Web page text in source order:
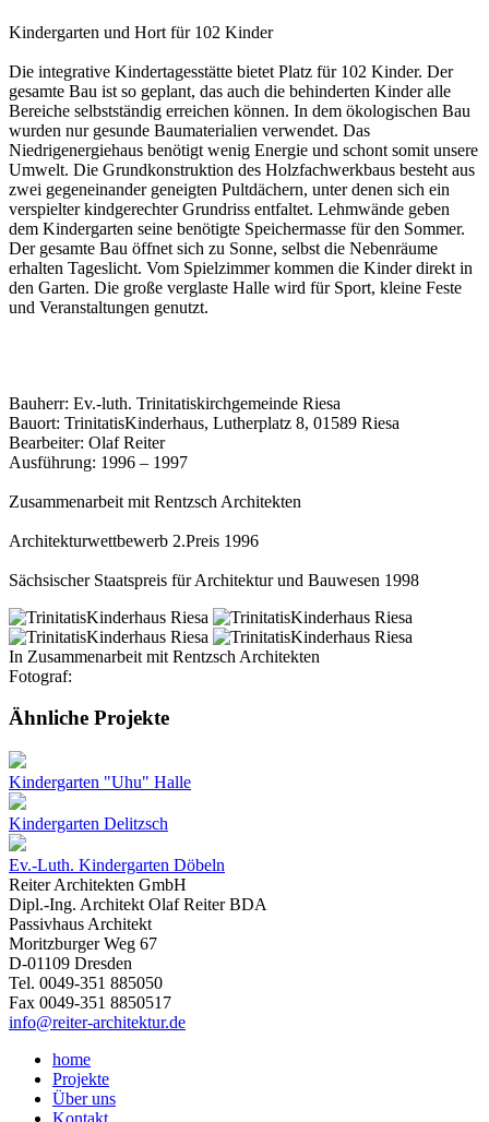
Kindergarten und Hort für 102 Kinder
Die integrative Kindertagesstätte bietet Platz für 102 Kinder. Der
gesamte Bau ist so geplant, das auch die behinderten Kinder alle
Bereiche selbstständig erreichen können. In dem ökologischen Bau
wurden nur gesunde Baumaterialien verwendet. Das
Niedrigenergiehaus benötigt wenig Energie und schont somit unsere
Umwelt. Die Grundkonstruktion des Holzfachwerkbaus besteht aus
zwei gegeneinander geneigten Pultdächern, unter denen sich ein
verspielter kindgerechter Grundriss entfaltet. Lehmwände geben
dem Kindergarten seine benötigte Speichermasse für den Sommer.
Der gesamte Bau öffnet sich zu Sonne, selbst die Nebenräume
erhalten Tageslicht. Vom Spielzimmer kommen die Kinder direkt in
den Garten. Die große verglaste Halle wird für Sport, kleine Feste
und Veranstaltungen genutzt.
Bauherr: Ev.-luth. Trinitatiskirchgemeinde Riesa
Bauort: TrinitatisKinderhaus, Lutherplatz 8, 01589 Riesa
Bearbeiter: Olaf Reiter
Ausführung: 1996 – 1997
Zusammenarbeit mit Rentzsch Architekten
Architekturwettbewerb 2.Preis 1996
Sächsischer Staatspreis für Architektur und Bauwesen 1998
In Zusammenarbeit mit Rentzsch Architekten
Fotograf:
Ähnliche Projekte
Kindergarten "Uhu" Halle
Kindergarten Delitzsch
Ev.-Luth. Kindergarten Döbeln
Reiter Architekten GmbH
Dipl.-Ing. Architekt Olaf Reiter BDA
Passivhaus Architekt
Moritzburger Weg 67
D-01109 Dresden
Tel. 0049-351 885050
Fax 0049-351 8850517
info@reiter-architektur.de
home
Projekte
Über uns